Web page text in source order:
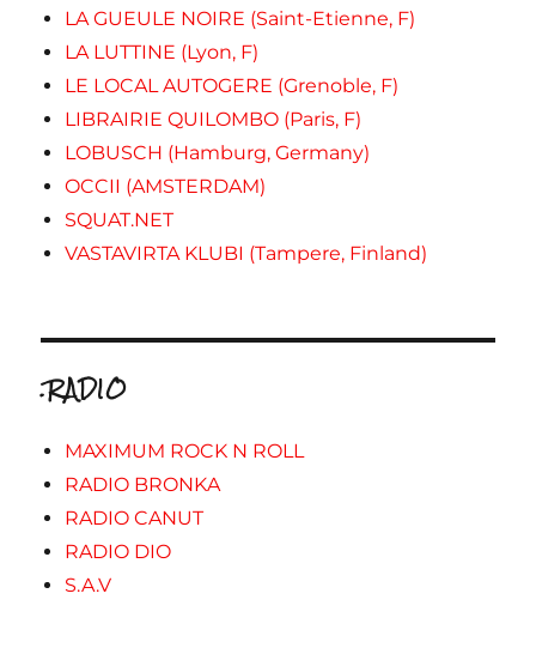
LA GUEULE NOIRE (Saint-Etienne, F)
LA LUTTINE (Lyon, F)
LE LOCAL AUTOGERE (Grenoble, F)
LIBRAIRIE QUILOMBO (Paris, F)
LOBUSCH (Hamburg, Germany)
OCCII (AMSTERDAM)
SQUAT.NET
VASTAVIRTA KLUBI (Tampere, Finland)
.RADIO
MAXIMUM ROCK N ROLL
RADIO BRONKA
RADIO CANUT
RADIO DIO
S.A.V